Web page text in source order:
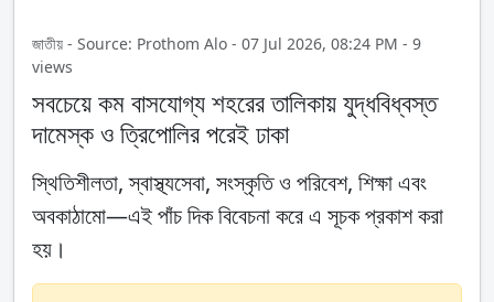
জাতীয় - Source: Prothom Alo - 07 Jul 2026, 08:24 PM - 9
views
সবচেয়ে কম বাসযোগ্য শহরের তালিকায় যুদ্ধবিধ্বস্ত
দামেস্ক ও ত্রিপোলির পরেই ঢাকা
স্থিতিশীলতা, স্বাস্থ্যসেবা, সংস্কৃতি ও পরিবেশ, শিক্ষা এবং
অবকাঠামো—এই পাঁচ দিক বিবেচনা করে এ সূচক প্রকাশ করা
হয়।